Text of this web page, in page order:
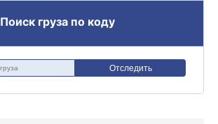
Поиск груза по коду
Отследить